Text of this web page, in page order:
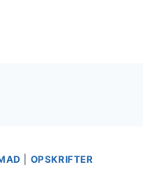
OPSKRIFTER